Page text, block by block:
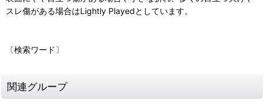
スレ傷がある場合はLightly Playedとしています。
〔検索ワード〕
関連グループ